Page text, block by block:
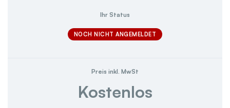
Ihr Status
NOCH NICHT ANGEMELDET
Preis inkl. MwSt
Kostenlos